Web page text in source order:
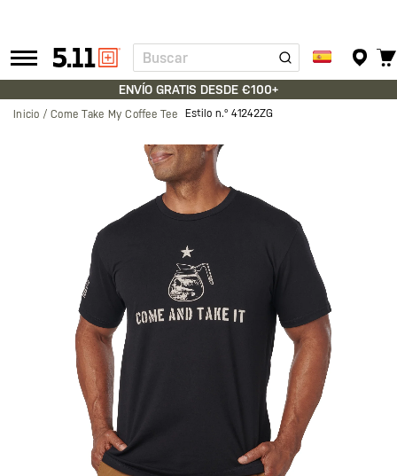
Tactical
Gear
Buscar
ENVÍO GRATIS DESDE €100+
Inicio Come Take My Coffee Tee Estilo n.º 41242ZG
imágenes